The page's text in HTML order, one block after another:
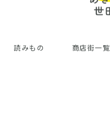
読みもの 商店街一覧